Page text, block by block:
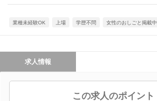
業種未経験OK 上場 学歴不問 女性のおしごと掲載中
求人情報
この求人のポイント